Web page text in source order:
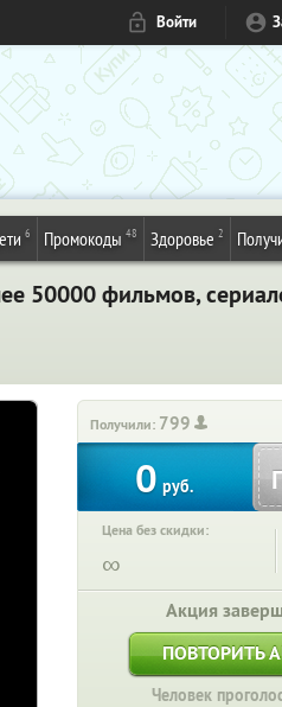
Войти
6 Промокоды 48 Здоровье 2
50000 фильмов,
Получили: 799
0 руб.
Цена без скидки:
∞
Акция
ПОВТОРИТЬ
Человек